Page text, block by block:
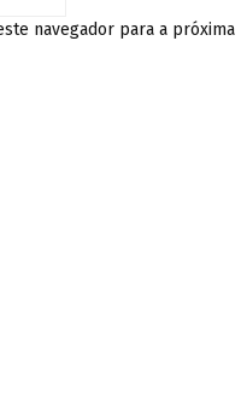
navegador para a próxima